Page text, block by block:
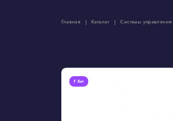
Главная Каталог Системы управления
Хит